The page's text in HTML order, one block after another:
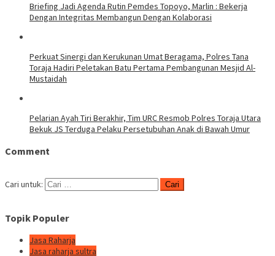
Briefing Jadi Agenda Rutin Pemdes Topoyo, Marlin : Bekerja
Dengan Integritas Membangun Dengan Kolaborasi
Perkuat Sinergi dan Kerukunan Umat Beragama, Polres Tana
Toraja Hadiri Peletakan Batu Pertama Pembangunan Mesjid Al-
Mustaidah
Pelarian Ayah Tiri Berakhir, Tim URC Resmob Polres Toraja Utara
Bekuk JS Terduga Pelaku Persetubuhan Anak di Bawah Umur
Comment
Cari untuk:
Topik Populer
Jasa Raharja
Jasa raharja sultra